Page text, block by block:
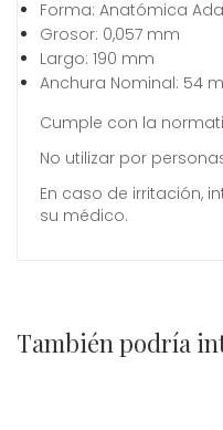
Forma: Anatómica
Grosor: 0,057 mm
Largo: 190 mm
Anchura Nominal: 54
Cumple con la
No utilizar por
En caso de irritación,
su médico.
También podría